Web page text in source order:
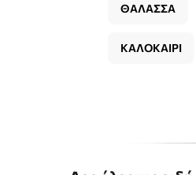
ΘΑΛΑΣΣΑ
ΚΑΛΟΚΑΙΡΙ